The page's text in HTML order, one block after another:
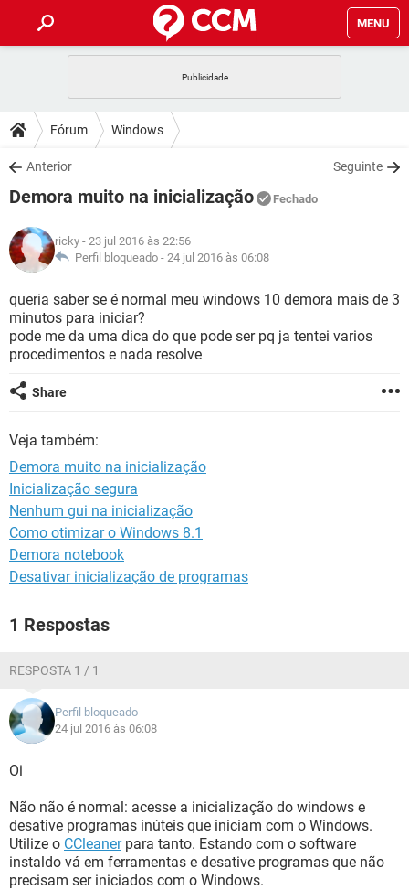
MENU
CELULAR
OUTLOOK
INSTAGRAM GMAIL
GUIA DE COMPRAS
DICAS
JOGOS
INSTAGRAM
GUIA DE COMPRAS
DOWNLOADS
JOGOS WHATSAPP
CELULAR
OUTLOOK EXCEL
INSTAGRAM GMAIL
GUIA DE COMPRAS
JOGOS
CELULAR
OUTLOOK EXCEL
INSTAGRAM GMAIL
GLOSSÁRIO
JOGOS WHATSAPP
CELULAR
OUTLOOK
INSTAGRAM
Fórum Windows
Anterior Seguinte
Demora muito na inicialização Fechado
ricky - 23 jul 2016 às 22:56
Perfil bloqueado - 24 jul 2016 às 06:08
queria saber se é normal meu windows 10 demora mais de 3
minutos para iniciar?
pode me da uma dica do que pode ser pq ja tentei varios
procedimentos e nada resolve
Share
Veja também:
Demora muito na inicialização
Inicialização segura
Nenhum gui na inicialização
Como otimizar o Windows 8.1
Demora notebook
Desativar inicialização de programas
1 Respostas
RESPOSTA 1 / 1
Perfil bloqueado
24 jul 2016 às 06:08
Oi
Não não é normal: acesse a inicialização do windows e
desative programas inúteis que iniciam com o Windows.
Utilize o CCleanerpara tanto. Estando com o software
instaldo vá em ferramentas e desative programas que não
precisam ser iniciados com o Windows.